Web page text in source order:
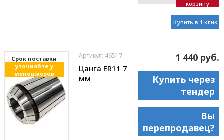
корзину
Купить в 1 клик
Cрок поставки
уточняйте у
менеджеров
Артикул: 46517
Цанга ER11 7
мм
1 440 руб.
Купить через
тендер
Вы
перепродавец?